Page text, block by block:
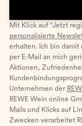
Mit Klick auf "Jetzt
personalisierte
erhalten. Ich bin damit
per E-Mail an mich
Aktionen,
Unternehmen der
REWE Wein online
Mails und Klicks auf
Zwecken verarbeitet